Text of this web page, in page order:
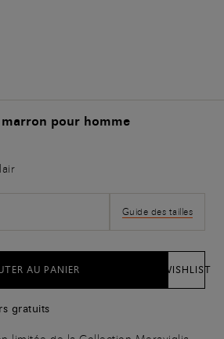
pour homme
Guide des tailles
AU PANIER WISHLIST
gratuits